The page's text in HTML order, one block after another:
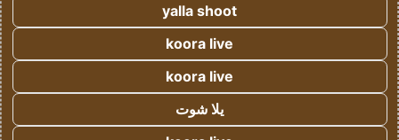
yalla shoot
koora live
koora live
يلا شوت